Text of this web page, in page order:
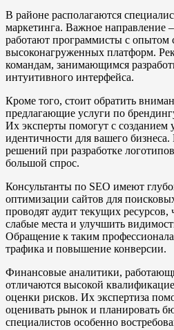
В районе располагаются
маркетинга. Важное направление –
работают программисты с опытом
высоконагруженных платформ.
командам, занимающимся
интуитивного интерфейса.
Кроме того, стоит обратить
предлагающие услуги по
Их эксперты помогут с созданием
идентичности для вашего
решений при разработке
большой спрос.
Консультанты по SEO имеют
оптимизации сайтов для
проводят аудит текущих ресурсов,
слабые места и улучшить
Обращение к таким
трафика и повышение конверсии.
Финансовые аналитики,
отличаются высокой
оценки рисков. Их экспертиза
оценивать рынок и планировать
специалистов особенно